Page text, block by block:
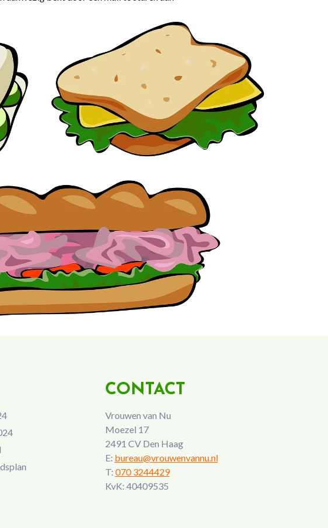
CONTACT
Vrouwen van Nu
Moezel 17
2491 CV Den Haag
E: bureau@vrouwenvannu.nl
T: 070 3244429
KvK: 40409535